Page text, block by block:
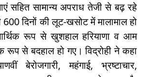
सहित सामान्य अपराध तेजी से बढ़ रहे
दिनों की लूट-खसोट में मालामाल हो
रूप से खुशहाल हरियाणा व आम
रूप से बदहाल हो गए। विद्रोही ने कहा
बेरोजगारी, महंगाई, भ्रष्टाचार,